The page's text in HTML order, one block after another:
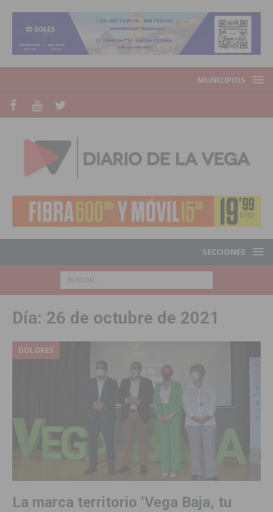
MUNICIPIOS
SECCIONES
Día: 26 de octubre de 2021
DOLORES
La marca territorio ‘Vega Baja, tu